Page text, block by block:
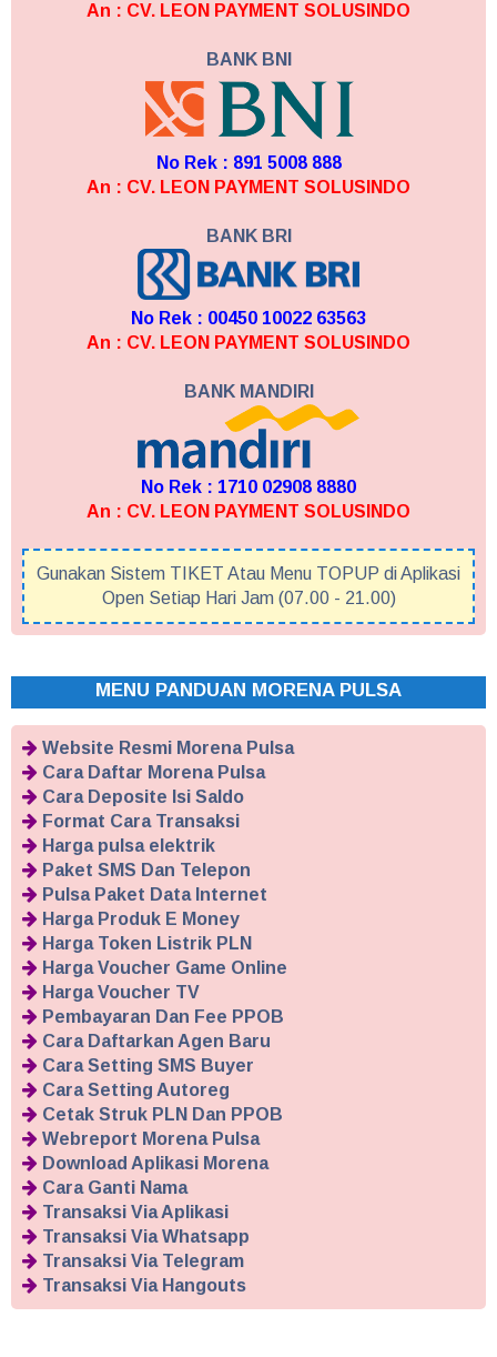
An : CV. LEON PAYMENT SOLUSINDO
BANK BNI
No Rek : 891 5008 888
An : CV. LEON PAYMENT SOLUSINDO
BANK BRI
No Rek : 00450 10022 63563
An : CV. LEON PAYMENT SOLUSINDO
BANK MANDIRI
No Rek : 1710 02908 8880
An : CV. LEON PAYMENT SOLUSINDO
Gunakan Sistem TIKET Atau Menu TOPUP di Aplikasi
Open Setiap Hari Jam (07.00 - 21.00)
MENU PANDUAN MORENA PULSA
Website Resmi Morena Pulsa
Cara Daftar Morena Pulsa
Cara Deposite Isi Saldo
Format Cara Transaksi
Harga pulsa elektrik
Paket SMS Dan Telepon
Pulsa Paket Data Internet
Harga Produk E Money
Harga Token Listrik PLN
Harga Voucher Game Online
Harga Voucher TV
Pembayaran Dan Fee PPOB
Cara Daftarkan Agen Baru
Cara Setting SMS Buyer
Cara Setting Autoreg
Cetak Struk PLN Dan PPOB
Webreport Morena Pulsa
Download Aplikasi Morena
Cara Ganti Nama
Transaksi Via Aplikasi
Transaksi Via Whatsapp
Transaksi Via Telegram
Transaksi Via Hangouts